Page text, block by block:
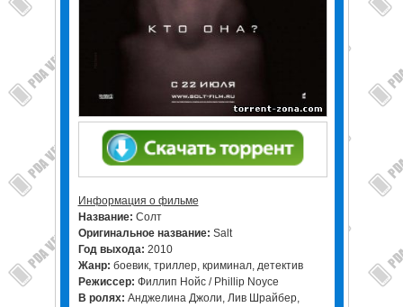
Информация о фильме
Название: Солт
Оригинальное название: Salt
Год выхода: 2010
Жанр: боевик, триллер, криминал, детектив
Режиссер: Филлип Нойс / Phillip Noyce
В ролях: Анджелина Джоли, Лив Шрайбер,